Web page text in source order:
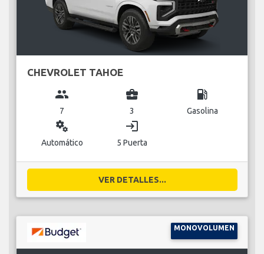
CHEVROLET TAHOE
group
7
business_center
3
local_gas_station
Gasolina
miscellaneous_services
Automático
login
5 Puerta
VER DETALLES...
MONOVOLUMEN